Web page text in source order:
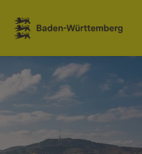
Zum Inhalt springen
Link zur Startseite